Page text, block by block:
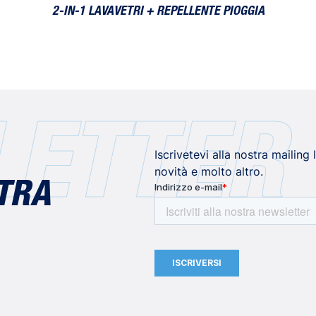
2-IN-1 LAVAVETRI + REPELLENTE PIOGGIA
Iscrivetevi alla nostra mailing
novità e molto altro.